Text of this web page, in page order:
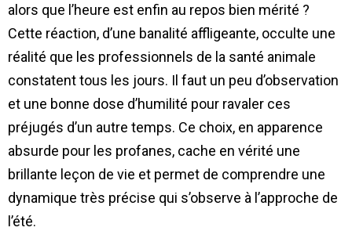
alors que l’heure est enfin au repos bien mérité ?
Cette réaction, d’une banalité affligeante, occulte une
réalité que les professionnels de la santé animale
constatent tous les jours. Il faut un peu d’observation
et une bonne dose d’humilité pour ravaler ces
préjugés d’un autre temps. Ce choix, en apparence
absurde pour les profanes, cache en vérité une
brillante leçon de vie et permet de comprendre une
dynamique très précise qui s’observe à l’approche de
l’été.